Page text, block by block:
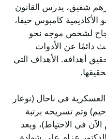
شفيق، يدرس القانون
الأكاديمية كامبوس حيفا،
لشخص موجه نحو
دائمًا عن الأدوات
أهدافه. الأهداف التي
في ناحال (نوعار
وتم تسريحه برتبة
في الاحتياط)، وبعد